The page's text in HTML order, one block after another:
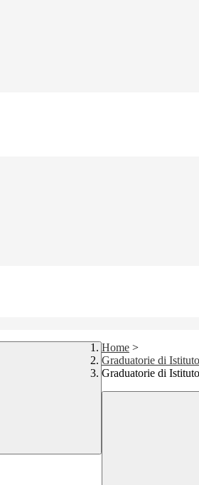
Home >
Graduatorie di Istituto
Graduatorie di